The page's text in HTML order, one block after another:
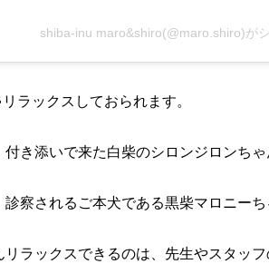
shiba-inu maro&shiro(@maro.shiro)が
ラックスしておられます。
付き添いで来た白柴のシロンジロンちゃ
診察されるご本犬である黒柴マロニーち
リラックスできるのは、先生やスタッフ